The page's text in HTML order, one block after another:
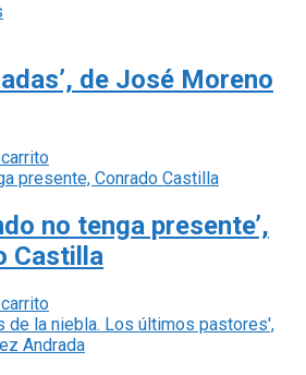
de José Moreno
no tenga presente’,
Castilla